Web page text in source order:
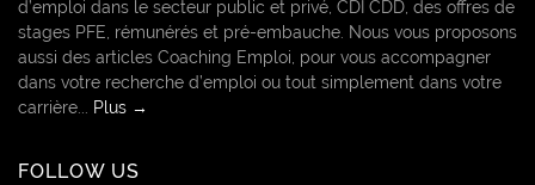
d’emploi dans le secteur public et privé, CDI CDD, des offres de
stages PFE, rémunérés et pré-embauche. Nous vous proposons
aussi des articles Coaching Emploi, pour vous accompagner
dans votre recherche d’emploi ou tout simplement dans votre
carrière...
Plus →
FOLLOW US